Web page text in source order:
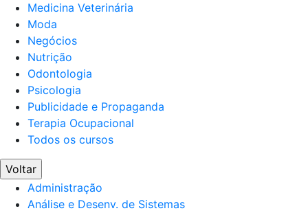
Medicina Veterinária
Moda
Negócios
Nutrição
Odontologia
Psicologia
Publicidade e Propaganda
Terapia Ocupacional
Todos os cursos
Voltar
Administração
Análise e Desenv. de Sistemas